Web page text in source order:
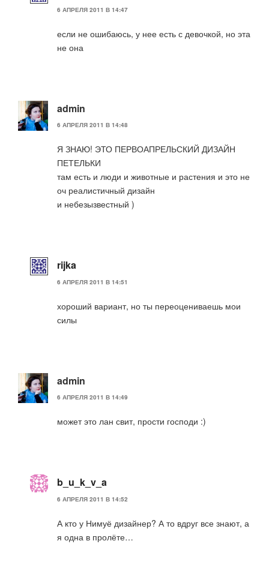
6 АПРЕЛЯ 2011 В 14:47
если не ошибаюсь, у нее есть с девочкой, но эта
не она
admin
6 АПРЕЛЯ 2011 В 14:48
Я ЗНАЮ! ЭТО ПЕРВОАПРЕЛЬСКИЙ ДИЗАЙН
ПЕТЕЛЬКИ
там есть и люди и животные и растения и это не
оч реалистичный дизайн
и небезызвестный )
rijka
6 АПРЕЛЯ 2011 В 14:51
хороший вариант, но ты переоцениваешь мои
силы
admin
6 АПРЕЛЯ 2011 В 14:49
может это лан свит, прости господи :)
b_u_k_v_a
6 АПРЕЛЯ 2011 В 14:52
А кто у Нимуё дизайнер? А то вдруг все знают, а
я одна в пролёте…